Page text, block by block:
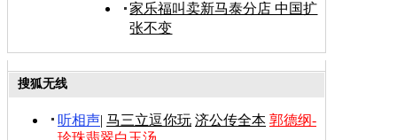
家乐福叫卖新马泰分店 中国扩
张不变
搜狐无线
听相声| 马三立逗你玩 济公传全本 郭德纲-